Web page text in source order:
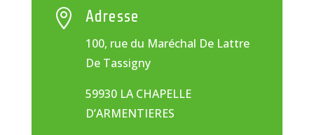
 Adresse
100, rue du Maréchal De Lattre
De Tassigny
59930 LA CHAPELLE
D’ARMENTIERES